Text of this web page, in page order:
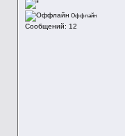
Оффлайн
Сообщений: 12